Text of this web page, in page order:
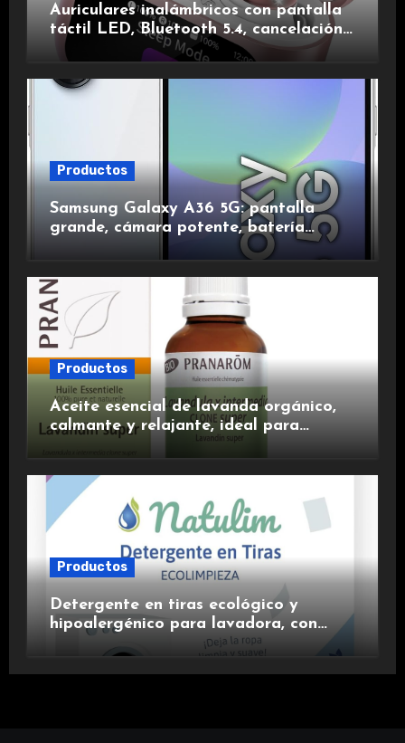
Auriculares inalámbricos con pantalla
táctil LED, Bluetooth 5.4, cancelación
de ruido, impermeables y de larga
duración.
Productos
Samsung Galaxy A36 5G: pantalla
grande, cámara potente, batería
duradera y carga rápida para una
experiencia premium.
Productos
Aceite esencial de lavanda orgánico,
calmante y relajante, ideal para
Productos
Detergente en tiras ecológico y
hipoalergénico para lavadora, con
suavizante incluido y fragancia de